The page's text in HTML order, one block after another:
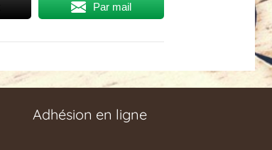
Par mail
Adhésion en ligne